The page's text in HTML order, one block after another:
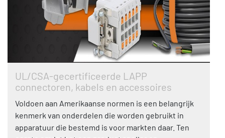
UL/CSA-gecertificeerde LAPP
connectoren, kabels en accessoires
Voldoen aan Amerikaanse normen is een belangrijk
kenmerk van onderdelen die worden gebruikt in
apparatuur die bestemd is voor markten daar. Ten